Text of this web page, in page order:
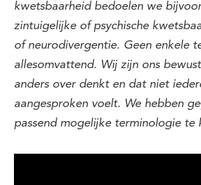
kwetsbaarheid bedoelen we
zintuigelijke of psychische
of neurodivergentie. Geen enkele
allesomvattend. Wij zijn ons
anders over denkt en dat niet
aangesproken voelt. We hebben
passend mogelijke terminologie te